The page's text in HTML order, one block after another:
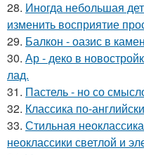
28. Иногда небольшая
изменить восприятие
29. Балкон - оазис в
30. Ар - деко в
лад.
31. Пастель - но со
32. Классика по-
33. Стильная
неоклассики светлой и